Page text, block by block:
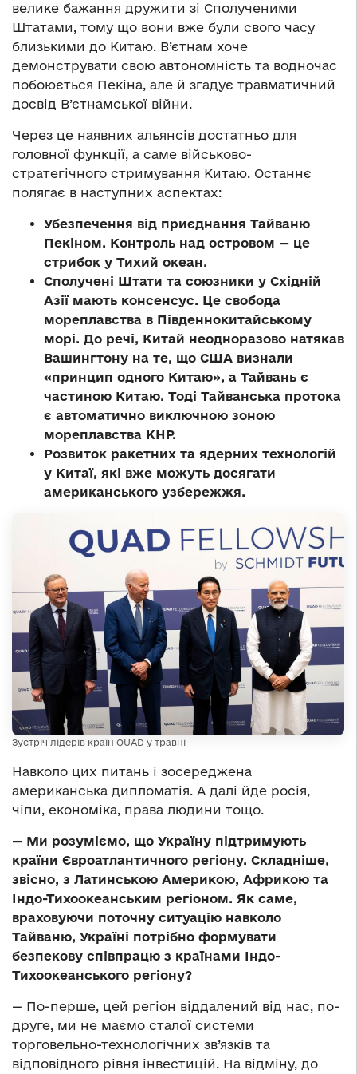
велике бажання дружити зі Сполученими
Штатами, тому що вони вже були свого часу
близькими до Китаю. В’єтнам хоче
демонструвати свою автономність та водночас
побоюється Пекіна, але й згадує травматичний
досвід В’єтнамської війни.
Через це наявних альянсів достатньо для
головної функції, а саме військово-
стратегічного стримування Китаю. Останнє
полягає в наступних аспектах:
Убезпечення від приєднання Тайваню
Пекіном. Контроль над островом — це
стрибок у Тихий океан.
Сполучені Штати та союзники у Східній
Азії мають консенсус. Це свобода
мореплавства в Південнокитайському
морі. До речі, Китай неодноразово натякав
Вашингтону на те, що США визнали
«принцип одного Китаю», а Тайвань є
частиною Китаю. Тоді Тайванська протока
є автоматично виключною зоною
мореплавства КНР.
Розвиток ракетних та ядерних технологій
у Китаї, які вже можуть досягати
американського узбережжя.
Зустріч лідерів країн QUAD у травні
Навколо цих питань і зосереджена
американська дипломатія. А далі йде росія,
чіпи, економіка, права людини тощо.
— Ми розуміємо, що Україну підтримують
країни Євроатлантичного регіону. Складніше,
звісно, з Латинською Америкою, Африкою та
Індо-Тихоокеанським регіоном. Як саме,
враховуючи поточну ситуацію навколо
Тайваню, Україні потрібно формувати
безпекову співпрацю з країнами Індо-
Тихоокеанського регіону?
— По-перше, цей регіон віддалений від нас, по-
друге, ми не маємо сталої системи
торговельно-технологічних зв’язків та
відповідного рівня інвестицій. На відміну, до